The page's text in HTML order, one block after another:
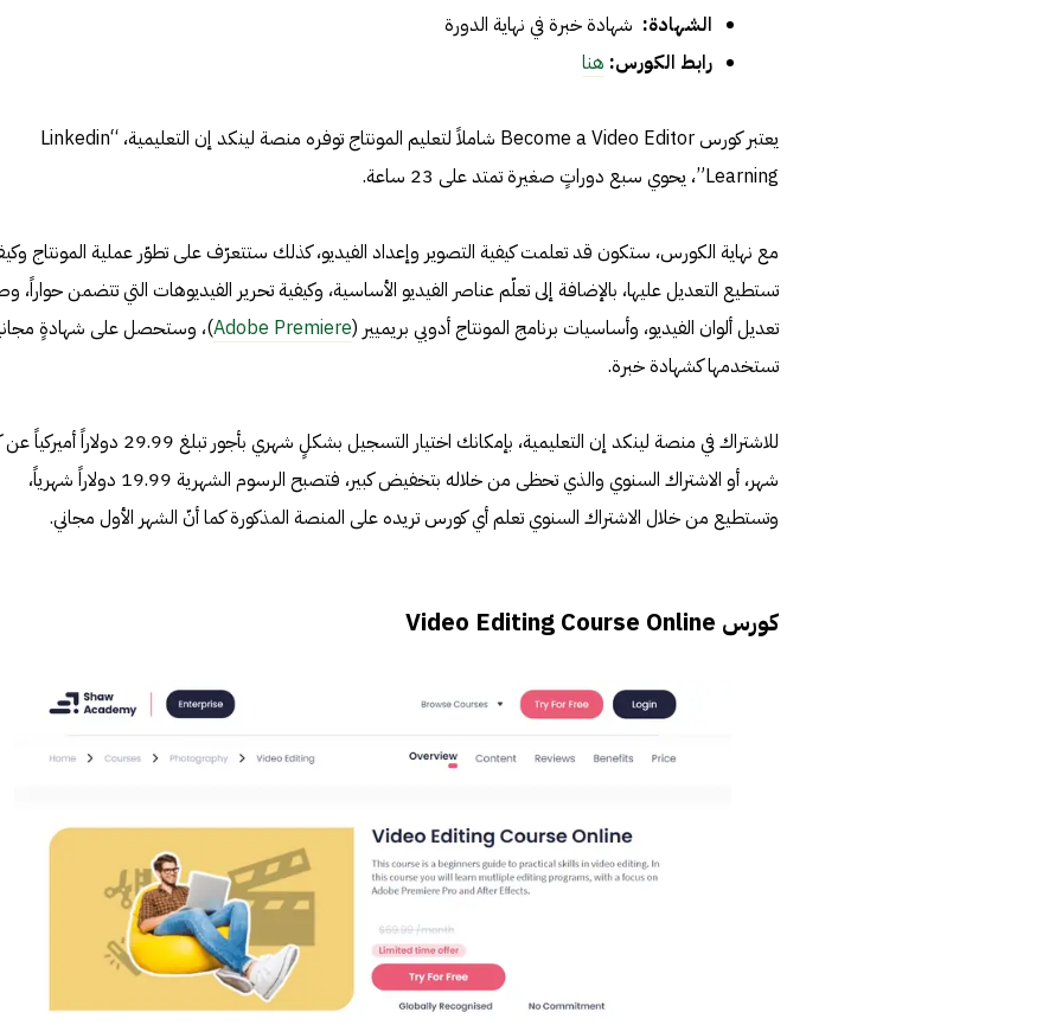
الشهادة: شهادة خبرة في نهاية الدورة
رابط الكورس: هنا
يعتبر كورس Become a Video Editor شاملاً لتعليم المونتاج توفره منصة لينكد إن التعليمية، “Linkedin
Learning”، يحوي سبع دوراتٍ صغيرة تمتد على 23 ساعة.
مع نهاية الكورس، ستكون قد تعلمت كيفية التصوير وإعداد الفيديو، كذلك ستتعرّف على تطوّر عملية المونتاج
تستطيع التعديل عليها، بالإضافة إلى تعلّم عناصر الفيديو الأساسية، وكيفية تحرير الفيديوهات التي تتضمن حواراً،
تعديل ألوان الفيديو، وأساسيات برنامج المونتاج أدوبي بريميير (Adobe Premiere)، وستحصل على شهادةٍ
تستخدمها كشهادة خبرة.
للاشتراك في منصة لينكد إن التعليمية، بإمكانك اختيار التسجيل بشكلٍ شهري بأجور تبلغ 29.99
شهر، أو الاشتراك السنوي والذي تحظى من خلاله بتخفيض كبير، فتصبح الرسوم الشهرية 19.99 دولاراً شهرياً،
وتستطيع من خلال الاشتراك السنوي تعلم أي كورس تريده على المنصة المذكورة كما أنّ الشهر الأول مجاني.
كورس Video Editing Course Online